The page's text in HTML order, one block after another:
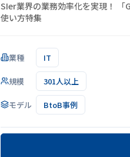
SIer業界の業務効率化を実現！ 「
使い方特集
業種 IT
規模 301人以上
モデル BtoB事例